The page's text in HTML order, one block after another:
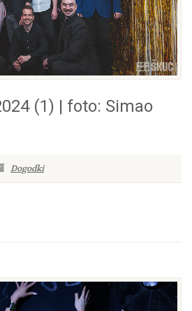
(1) | foto: Simao
Dogodki